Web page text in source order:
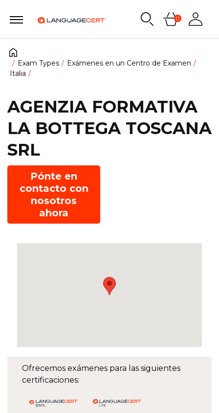
0
Exam Types
Exámenes en un Centro de Examen
Italia
Ofrecemos exámenes para las siguientes
certificaciones:
AGENZIA FORMATIVA
LA BOTTEGA TOSCANA
SRL
Pónte en
contacto con
nosotros
ahora